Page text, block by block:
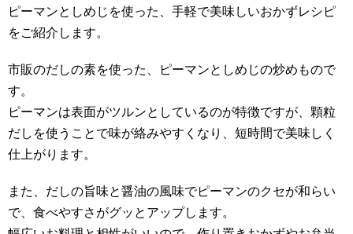
ピーマンとしめじを使った、手軽で美味しいおかずレシピ
をご紹介します。
市販のだしの素を使った、ピーマンとしめじの炒めもので
す。
ピーマンは表面がツルンとしているのが特徴ですが、顆粒
だしを使うことで味が絡みやすくなり、短時間で美味しく
仕上がります。
また、だしの旨味と醤油の風味でピーマンのクセが和らい
で、食べやすさがグッとアップします。